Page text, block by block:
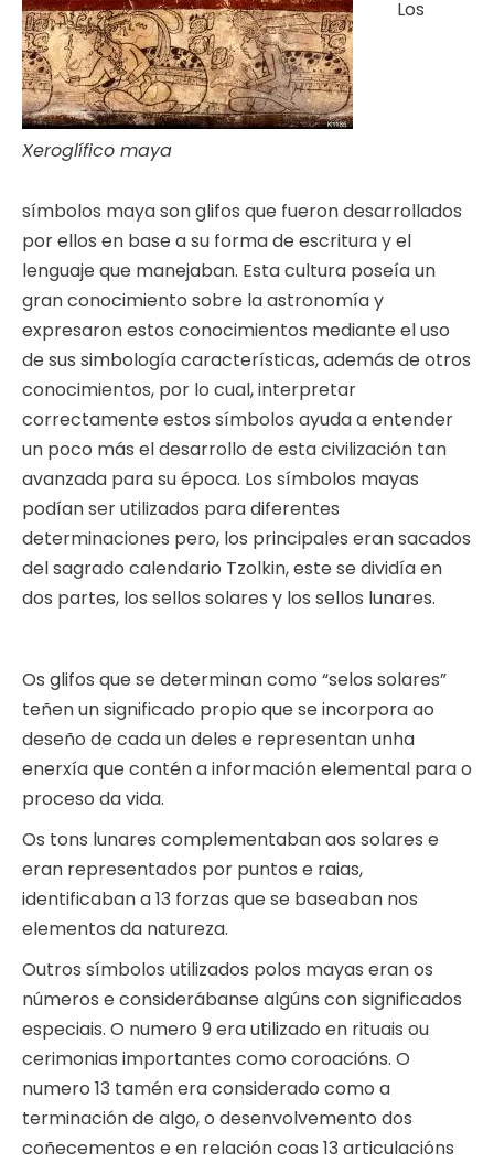
Xeroglífico maya
Los
símbolos maya son glifos que fueron desarrollados
por ellos en base a su forma de escritura y el
lenguaje que manejaban. Esta cultura poseía un
gran conocimiento sobre la astronomía y
expresaron estos conocimientos mediante el uso
de sus simbología características, además de otros
conocimientos, por lo cual, interpretar
correctamente estos símbolos ayuda a entender
un poco más el desarrollo de esta civilización tan
avanzada para su época. Los símbolos mayas
podían ser utilizados para diferentes
determinaciones pero, los principales eran sacados
del sagrado calendario Tzolkin, este se dividía en
dos partes, los sellos solares y los sellos lunares.
Os glifos que se determinan como “selos solares”
teñen un significado propio que se incorpora ao
deseño de cada un deles e representan unha
enerxía que contén a información elemental para o
proceso da vida.
Os tons lunares complementaban aos solares e
eran representados por puntos e raias,
identificaban a 13 forzas que se baseaban nos
elementos da natureza.
Outros símbolos utilizados polos mayas eran os
números e considerábanse algúns con significados
especiais. O numero 9 era utilizado en rituais ou
cerimonias importantes como coroacións. O
numero 13 tamén era considerado como a
terminación de algo, o desenvolvemento dos
coñecementos e en relación coas 13 articulacións